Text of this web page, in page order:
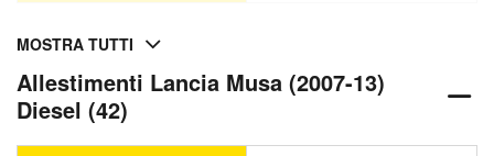
MOSTRA TUTTI
Allestimenti Lancia Musa (2007-13)
Diesel (42)